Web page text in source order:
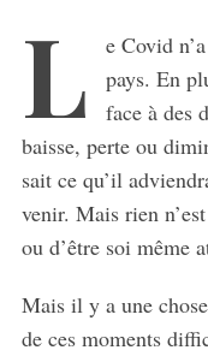
L
e Covid
pays. En
face à des
baisse, perte ou
sait ce qu’il
venir. Mais rien
ou d’être soi même
Mais il y a une
de ces moments